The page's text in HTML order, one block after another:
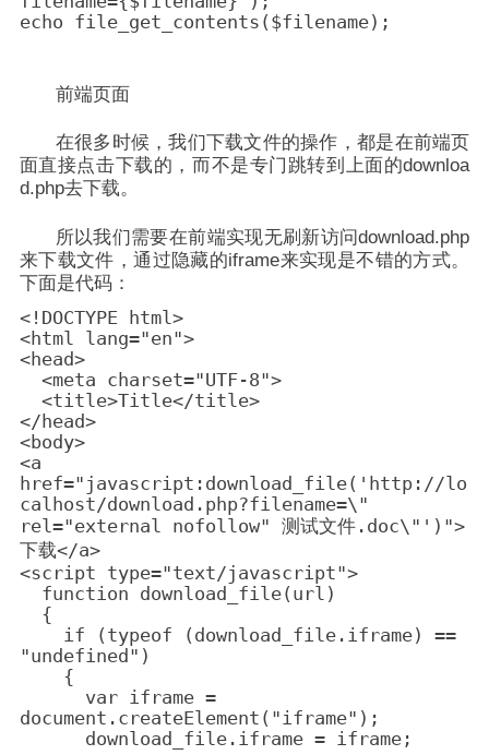
echo file_get_contents($filename);
前端页面
在很多时候，我们下载文件的操作，都是在前端页
面直接点击下载的，而不是专门跳转到上面的downloa
d.php去下载。
所以我们需要在前端实现无刷新访问download.php
来下载文件，通过隐藏的iframe来实现是不错的方式。
下面是代码：
<!DOCTYPE html>
<html lang="en">
<head>
</head>
<body>
<a
href="javascript:download_file('http://lo
calhost/download.php?filename=\"
rel="external nofollow" 测试文件.doc\"')">
下载</a>
<script type="text/javascript">
"undefined")
document.createElement("iframe");